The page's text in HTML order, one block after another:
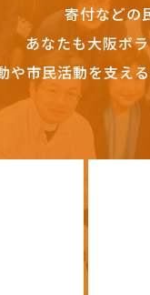
寄付などの
あなたも大阪ボ
や市民活動を支え